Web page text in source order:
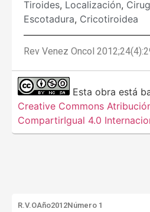
Tiroides, Localización,
Escotadura, Cricotiroidea
Rev Venez Oncol
Esta obra está
Creative Commons
CompartirIgual 4.0
R.V.OAño2012Número 1